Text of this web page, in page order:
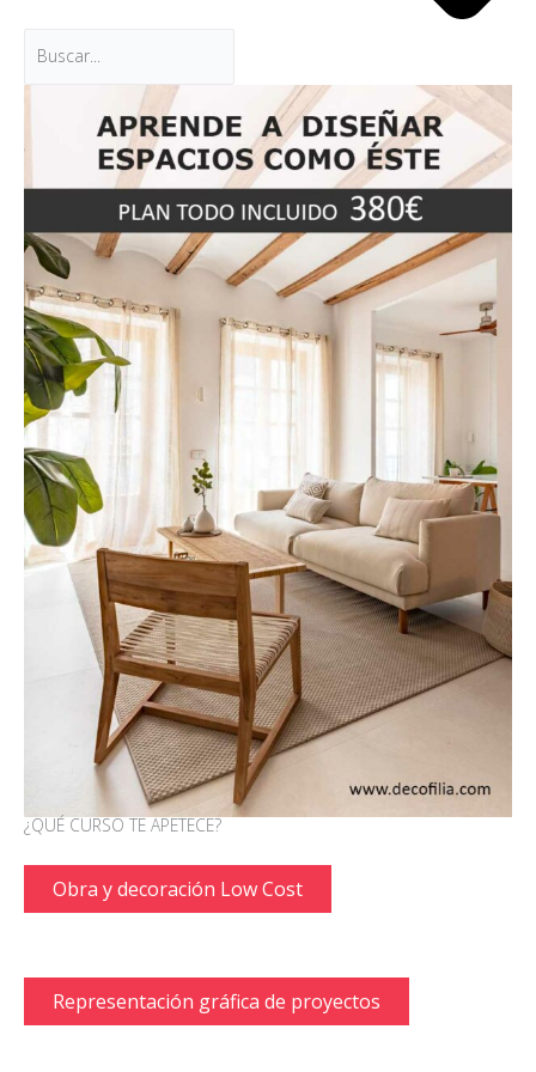
¿QUÉ CURSO TE APETECE?
Obra y decoración Low Cost
Representación gráfica de proyectos